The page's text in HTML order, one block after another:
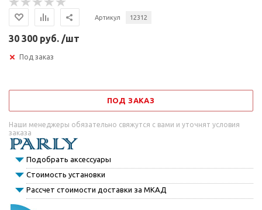
Артикул 12312
30 300 руб. /шт
Под заказ
ПОД ЗАКАЗ
Наши менеджеры обязательно свяжутся с вами и уточнят условия
заказа
Подобрать аксессуары
Стоимость установки
Рассчет стоимости доставки за МКАД